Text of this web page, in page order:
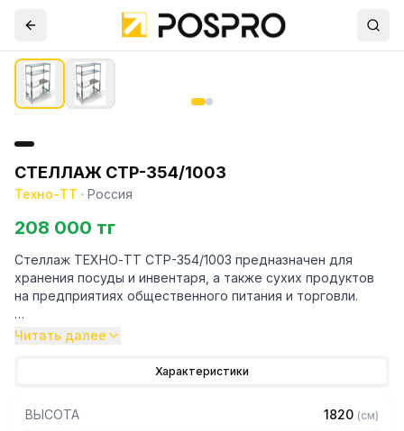
СТЕЛЛАЖ СТР-354/1003
Техно-ТТ · Россия
208 000 тг
Стеллаж ТЕХНО-ТТ СТР-354/1003 предназначен для
хранения посуды и инвентаря, а также сухих продуктов
на предприятиях общественного питания и торговли.
Особенности:
— Стеллаж технологический разборный
— Четыре сплошные полки из нержавеющей стали марки
Читать далее
Характеристики
ВЫСОТА 1820 (см)